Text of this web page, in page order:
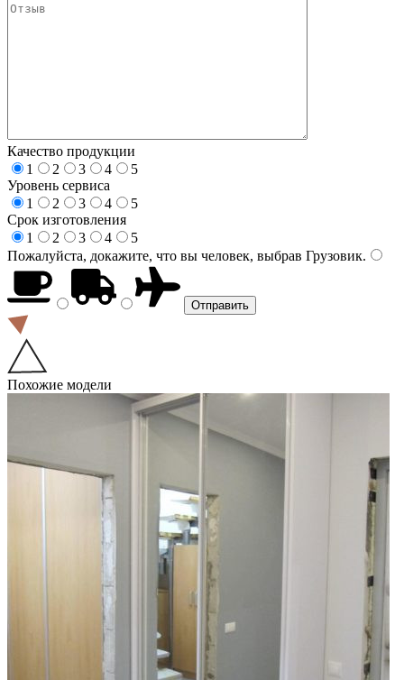
Качество продукции
1
2 3 4
5
Уровень сервиса
1
2 3 4
5
Срок изготовления
1
2 3 4
5
Пожалуйста, докажите, что вы человек, выбрав Грузовик.
Похожие модели